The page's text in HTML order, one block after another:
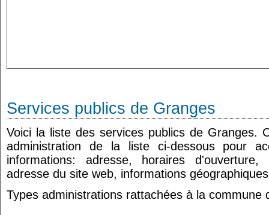
Services publics de Granges
Voici la liste des services publics de Granges.
administration de la liste ci-dessous pour
informations: adresse, horaires
adresse du site web, informations
Types administrations rattachées à la commune